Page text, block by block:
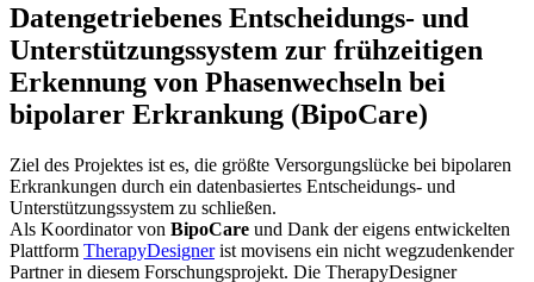
Datengetriebenes Entscheidungs- und
Unterstützungssystem zur frühzeitigen
Erkennung von Phasenwechseln bei
bipolarer Erkrankung (BipoCare)
Ziel des Projektes ist es, die größte Versorgungslücke bei bipolaren
Erkrankungen durch ein datenbasiertes Entscheidungs- und
Unterstützungssystem zu schließen.
Als Koordinator von BipoCare und Dank der eigens entwickelten
Plattform TherapyDesignerist movisens ein nicht wegzudenkender
Partner in diesem Forschungsprojekt. Die TherapyDesigner